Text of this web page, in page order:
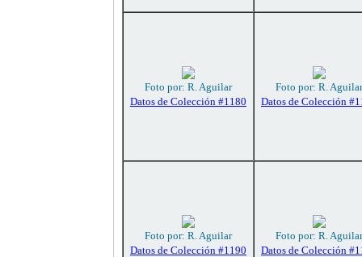
Foto por: R. Aguilar
Datos de Colección #1180
Foto por: R. Aguilar
Datos de Colección
Foto por: R. Aguilar
Datos de Colección #1190
Foto por: R. Aguilar
Datos de Colección